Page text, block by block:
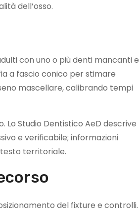
dell’osso.
con uno o più denti mancanti e
a fascio conico per stimare
mascellare, calibrando tempi
Lo Studio Dentistico AeD descrive
e verificabile; informazioni
territoriale.
del fixture e controlli.